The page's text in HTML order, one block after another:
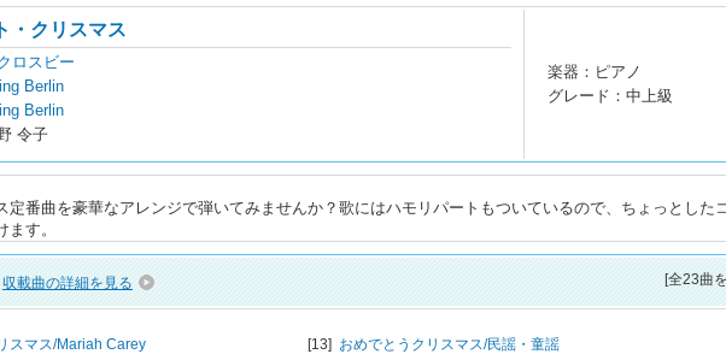
・クリスマス
ロスビー
Berlin
Berlin
令子
楽器：ピアノ
グレード：中上級
定番曲を豪華なアレンジで弾いてみませんか？歌にはハモリパートもついているので、ちょっとした
す。
収載曲の詳細を見る [全23曲
スマス/Mariah Carey
[13] おめでとうクリスマス/民謡・童謡